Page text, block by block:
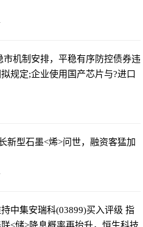
机制安排，平稳有序防控债券违
规定;企业使用国产芯片与?进口
新型石墨<烯>问世，融资客猛加
中集安瑞科(03899)买入评级 指
<储>降息概率再抬升，恒生科技